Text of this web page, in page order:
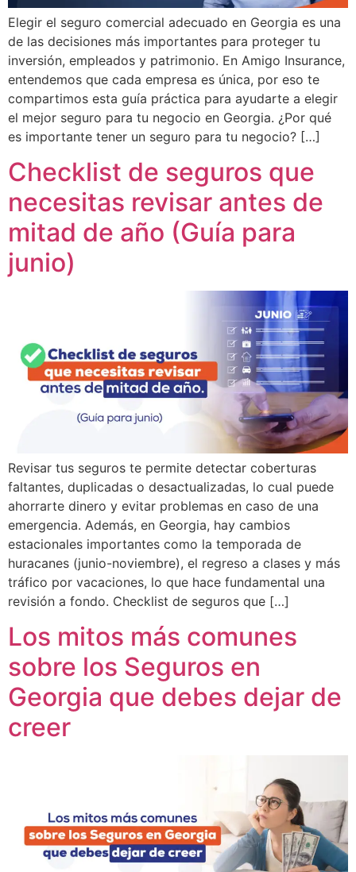
Elegir el seguro comercial adecuado en Georgia es una
de las decisiones más importantes para proteger tu
inversión, empleados y patrimonio. En Amigo Insurance,
entendemos que cada empresa es única, por eso te
compartimos esta guía práctica para ayudarte a elegir
el mejor seguro para tu negocio en Georgia. ¿Por qué
es importante tener un seguro para tu negocio? […]
Checklist de seguros que
necesitas revisar antes de
mitad de año (Guía para
junio)
Revisar tus seguros te permite detectar coberturas
faltantes, duplicadas o desactualizadas, lo cual puede
ahorrarte dinero y evitar problemas en caso de una
emergencia. Además, en Georgia, hay cambios
estacionales importantes como la temporada de
huracanes (junio-noviembre), el regreso a clases y más
tráfico por vacaciones, lo que hace fundamental una
revisión a fondo. Checklist de seguros que […]
Los mitos más comunes
sobre los Seguros en
Georgia que debes dejar de
creer